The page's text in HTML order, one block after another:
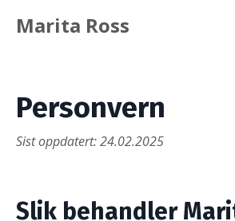
Marita Ross
Personvern
Sist oppdatert: 24.02.2025
Slik behandler